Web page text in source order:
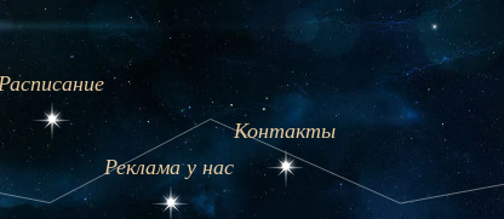
Реклама у нас
Контакты